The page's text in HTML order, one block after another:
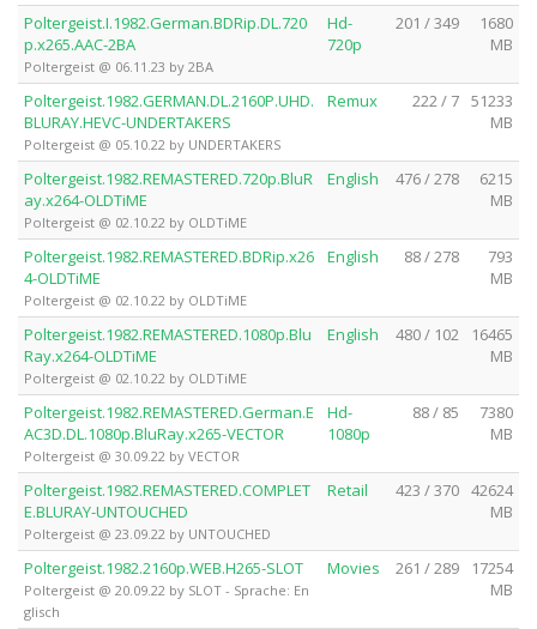
Poltergeist.I.1982.German.BDRip.DL.720
p.x265.AAC-2BA
Poltergeist @ 06.11.23 by 2BA
Hd-
720p
201 / 349
1680
MB
Poltergeist.1982.GERMAN.DL.2160P.UHD.
BLURAY.HEVC-UNDERTAKERS
Poltergeist @ 05.10.22 by UNDERTAKERS
Remux 222 / 7 51233
MB
Poltergeist.1982.REMASTERED.720p.BluR
ay.x264-OLDTiME
Poltergeist @ 02.10.22 by OLDTiME
English 476 / 278
6215
MB
Poltergeist.1982.REMASTERED.BDRip.x26
4-OLDTiME
Poltergeist @ 02.10.22 by OLDTiME
English 88 / 278
793
MB
Poltergeist.1982.REMASTERED.1080p.Blu
Ray.x264-OLDTiME
Poltergeist @ 02.10.22 by OLDTiME
English 480 / 102
16465
MB
Poltergeist.1982.REMASTERED.German.E
AC3D.DL.1080p.BluRay.x265-VECTOR
Poltergeist @ 30.09.22 by VECTOR
Hd-
1080p
88 / 85
7380
MB
Poltergeist.1982.REMASTERED.COMPLET
E.BLURAY-UNTOUCHED
Poltergeist @ 23.09.22 by UNTOUCHED
Retail 423 / 370 42624
MB
Poltergeist.1982.2160p.WEB.H265-SLOT
Poltergeist @ 20.09.22 by SLOT - Sprache: En
glisch
Movies 261 / 289
17254
MB